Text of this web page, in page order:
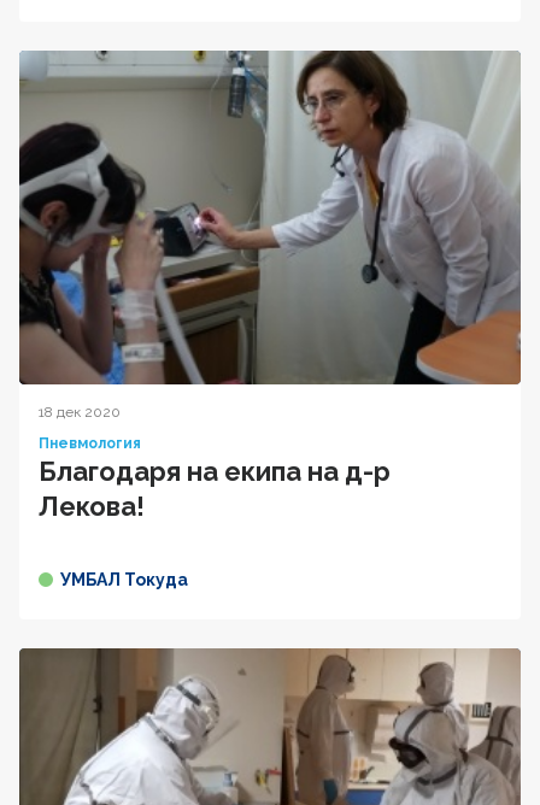
18 дек 2020
Пневмология
Благодаря на екипа на д-р
Лекова!
УМБАЛ Токуда